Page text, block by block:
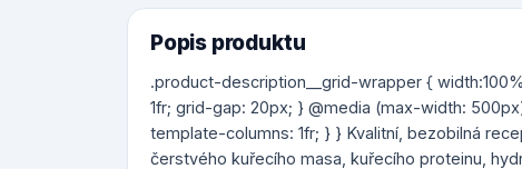
Popis produktu
.product-description__grid-wrapper {
1fr; grid-gap: 20px; } @media (max-width:
template-columns: 1fr; } } Kvalitní, bezobilná
čerstvého kuřecího masa, kuřecího proteinu,